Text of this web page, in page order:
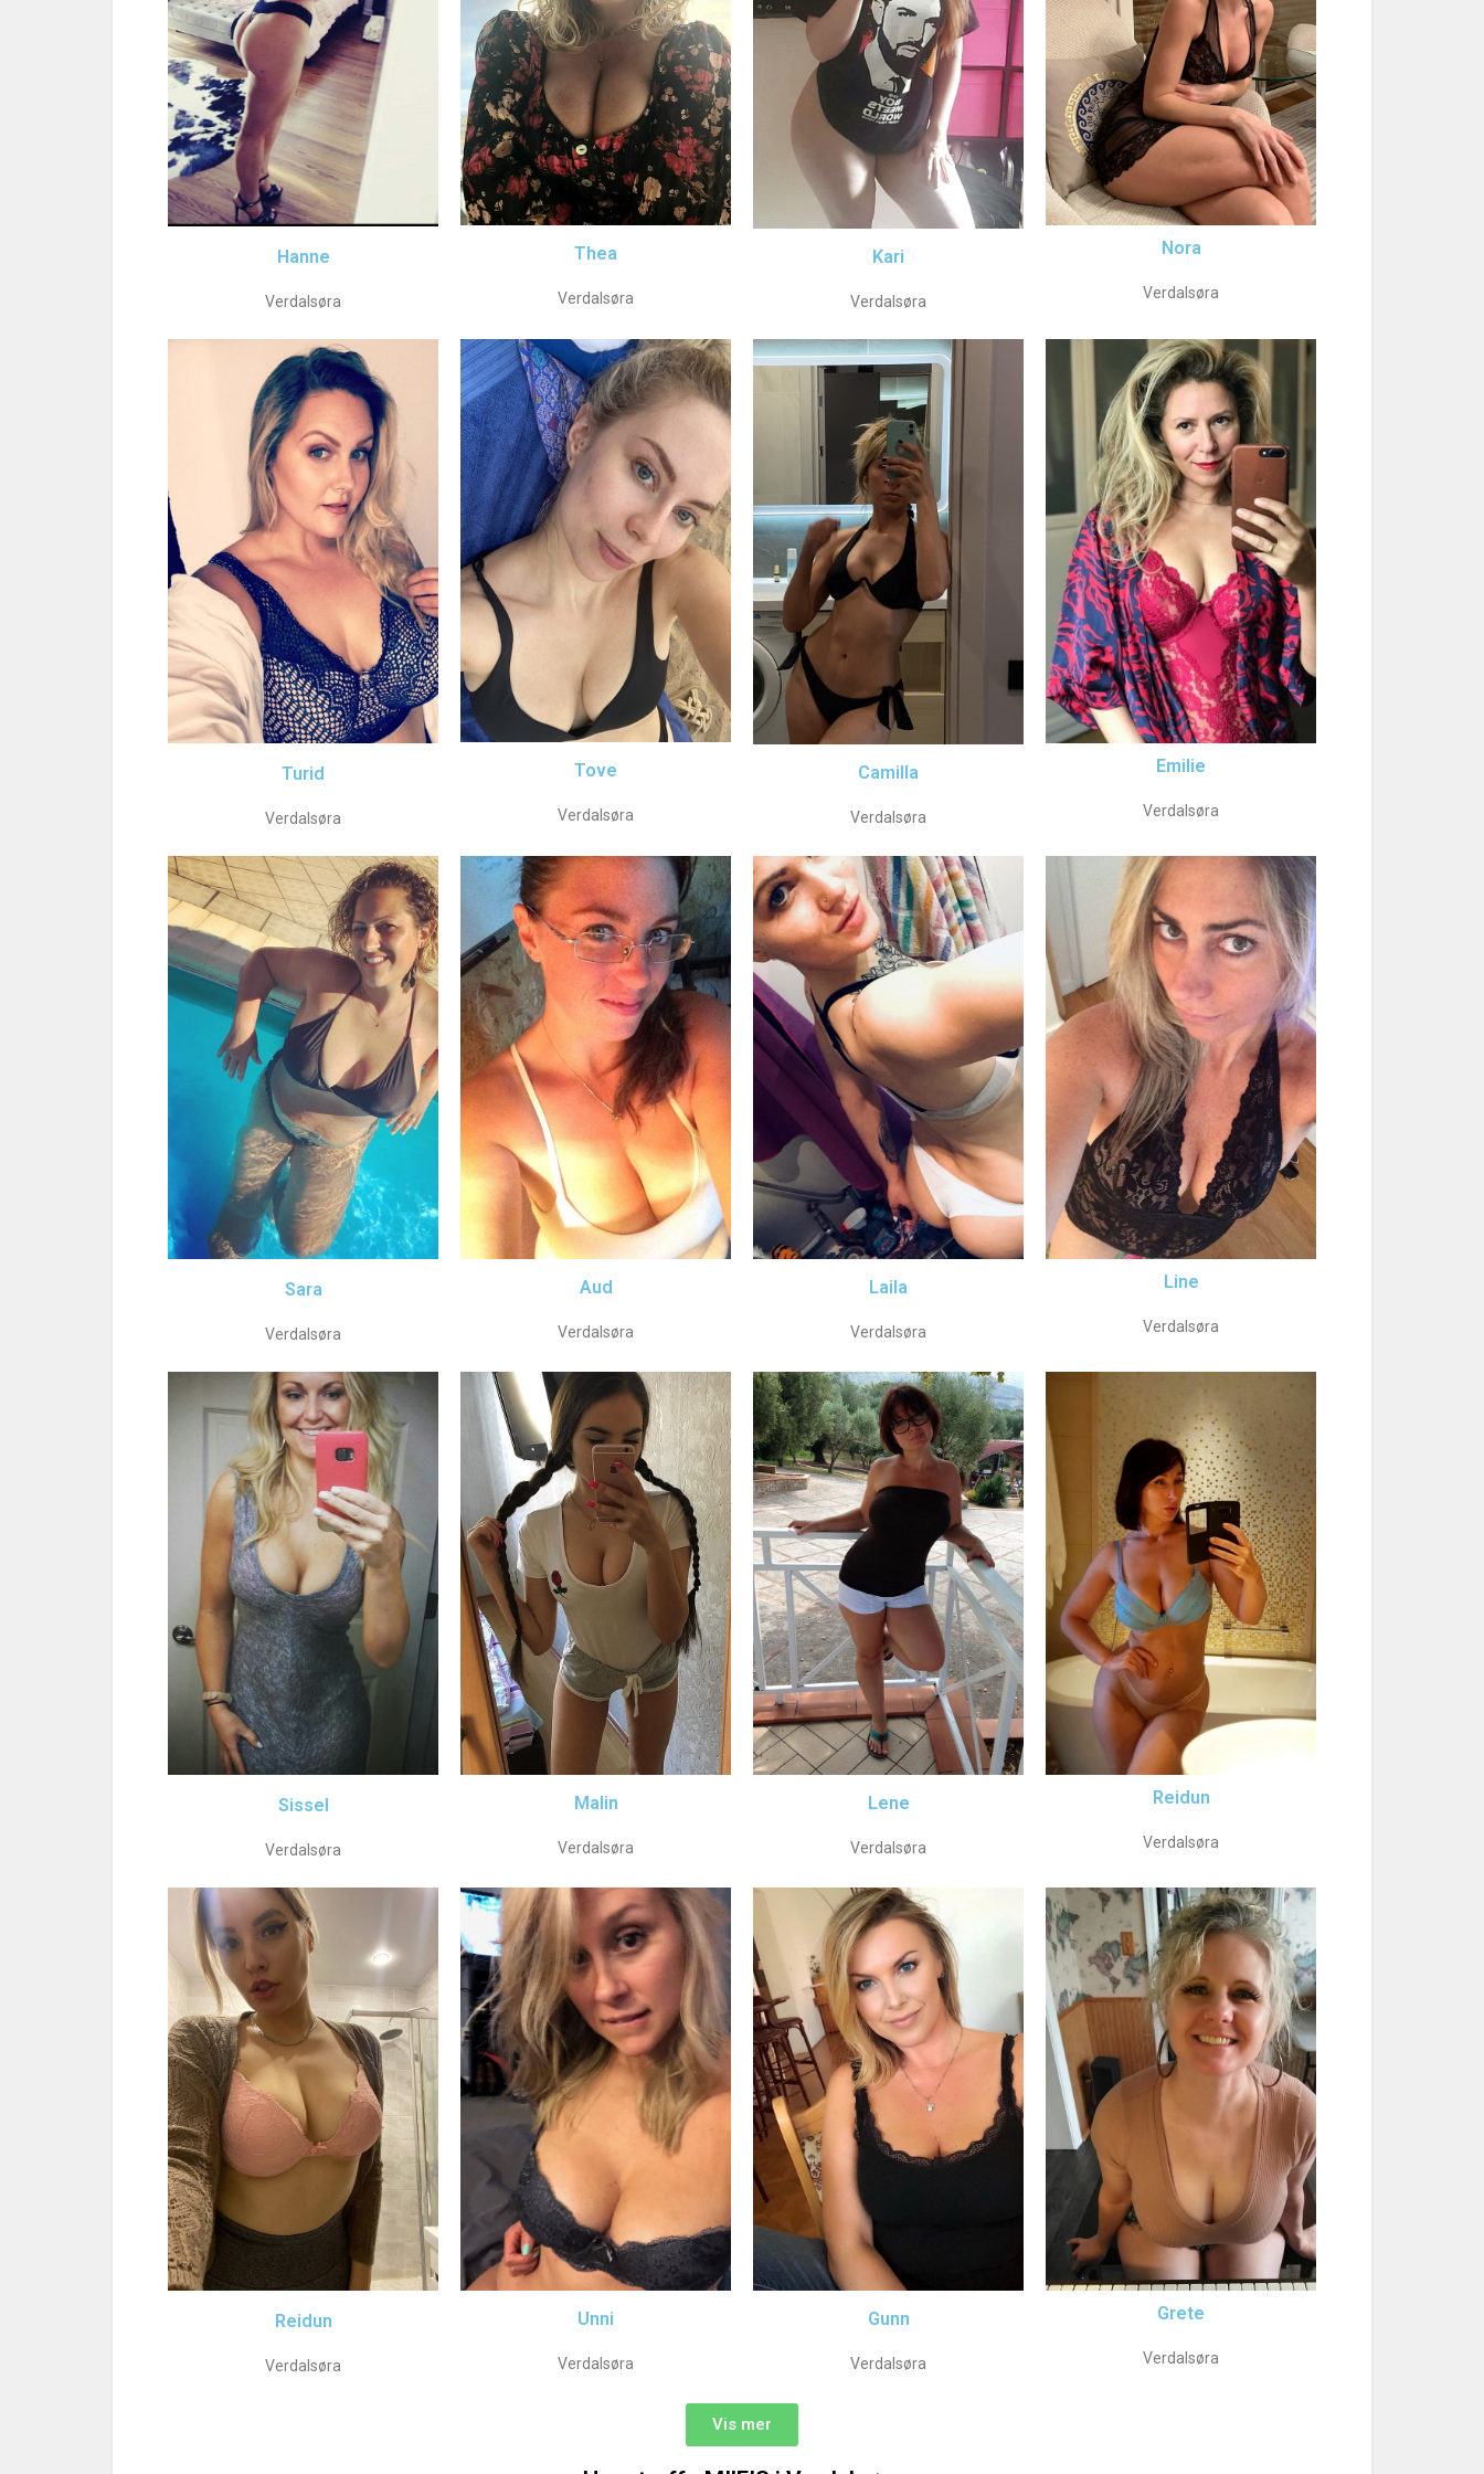
Hanne
Verdalsøra
Thea
Verdalsøra
Kari
Verdalsøra
Nora
Verdalsøra
Turid
Verdalsøra
Tove
Verdalsøra
Camilla
Verdalsøra
Emilie
Verdalsøra
Sara
Verdalsøra
Aud
Verdalsøra
Laila
Verdalsøra
Line
Verdalsøra
Sissel
Verdalsøra
Malin
Verdalsøra
Lene
Verdalsøra
Reidun
Verdalsøra
Reidun
Verdalsøra
Unni
Verdalsøra
Gunn
Verdalsøra
Grete
Verdalsøra
Vis mer